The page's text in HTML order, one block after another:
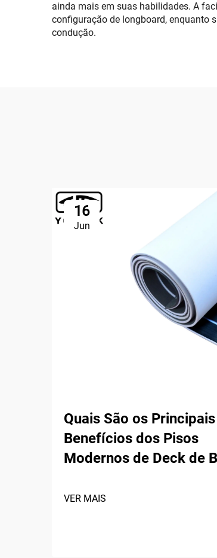
ainda mais em suas habilidades. A
configuração de longboard, enquanto
condução.
16
Jun
Quais São os Principais
Benefícios dos Pisos
Modernos de Deck de
VER MAIS